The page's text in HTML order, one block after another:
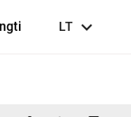
LT expand_more